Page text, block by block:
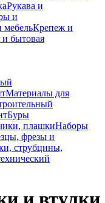
Рукава и
и
мебельКрепеж и
бытовая
Материалы для
Буры
плашкиНаборы
фрезы и
струбцины,